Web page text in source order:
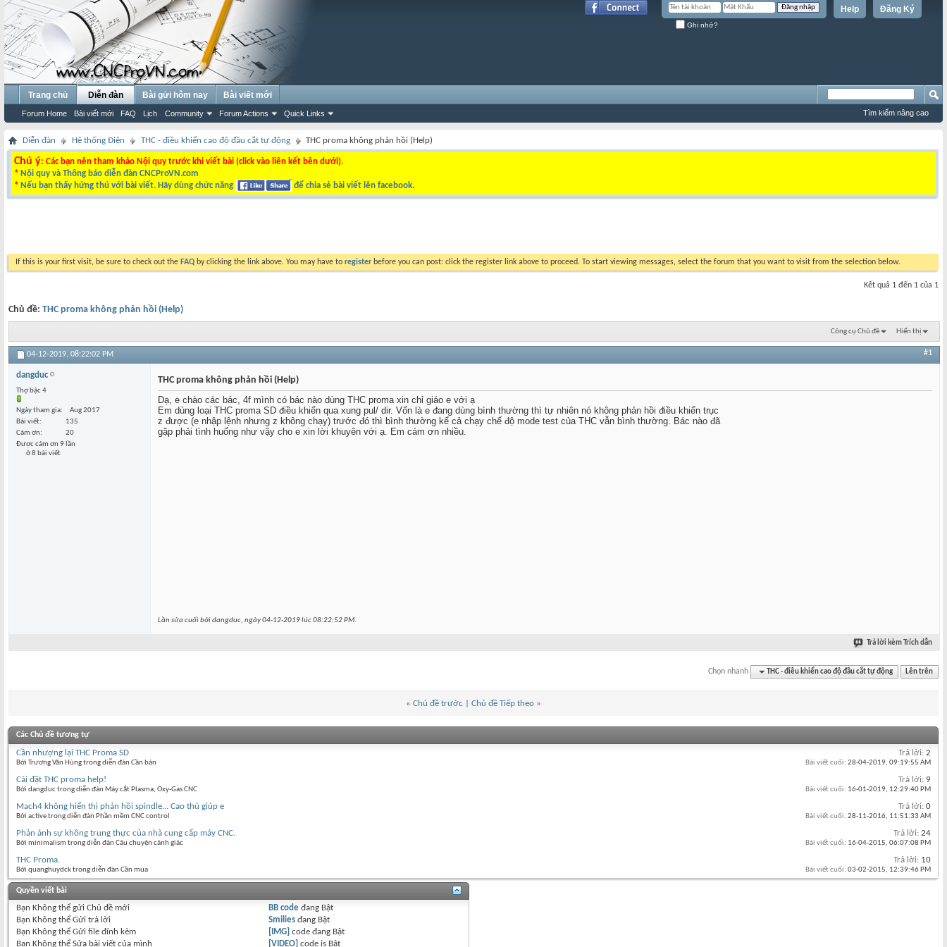
Đăng Ký
Help
Ghi nhớ?
Trang chủ Diễn đàn
Forum Home Bài viết mới FAQ Lịch Community Forum Actions Quick Links
Bài gửi hôm nay Bài viết mới
Tìm kiếm nâng cao
Diễn đàn Hệ thống Điện THC - điều khiển cao độ đầu cắt tự động THC proma không phản hồi (Help)
Chú ý: Các bạn nên tham khảo Nội quy trước khi viết bài (click vào liên kết bên dưới).
* Nội quy và Thông báo diễn đàn CNCProVN.com
* Nếu bạn thấy hứng thú với bài viết. Hãy dùng chức năng để chia sẻ bài viết lên facebook.
If this is your first visit, be sure to check out the FAQ by clicking the link above. You may have to register before you can post: click the register link above to proceed. To start viewing messages, select the forum that you want to visit from the selection below.
Kết quả 1 đến 1 của 1
Chủ đề: THC proma không phản hồi (Help)
Công cụ Chủ đề Hiển thị
04-12-2019, 08:22:02 PM #1
dangduc
Thợ bậc 4
Ngày tham gia
Aug 2017
Bài viết
135
Cám ơn
20
Được cám ơn 9 lần
ở 8 bài viết
THC proma không phản hồi (Help)
Dạ, e chào các bác, 4f mình có bác nào dùng THC proma xin chỉ giáo e với ạ
Em dùng loại THC proma SD điều khiển qua xung pul/ dir. Vốn là e đang dùng bình thường thì tự nhiên nó không phản hồi điều khiển trục
z được (e nhập lệnh nhưng z không chạy) trước đó thì bình thường kể cả chạy chế độ mode test của THC vẫn bình thường. Bác nào đã
gặp phải tình huống như vậy cho e xin lời khuyên với ạ. Em cám ơn nhiều.
Lần sửa cuối bởi dangduc, ngày 04-12-2019 lúc08:22:52 PM.
Trả lời kèm Trích dẫn
Chọn nhanh THC - điều khiển cao độ đầu cắt tự động Lên trên
« Chủ đề trước Chủ đề Tiếp theo »
Các Chủ đề tương tự
Cần nhượng lại THC Proma SD
Bởi Trương Văn Hùng trong diễn đàn Cần bán
Trả lời: 2
Bài viết cuối: 28-04-2019, 09:19:55 AM
Cài đặt THC proma help!
Bởi dangduc trong diễn đàn Máy cắt Plasma, Oxy-Gas CNC
Trả lời: 9
Bài viết cuối: 16-01-2019, 12:29:40 PM
Mach4 không hiển thị phản hồi spindle... Cao thủ giúp e
Bởi active trong diễn đàn Phần mềm CNC control
Trả lời: 0
Bài viết cuối: 28-11-2016, 11:51:33 AM
Phản ánh sự không trung thực của nhà cung cấp máy CNC.
Bởi minimalism trong diễn đàn Câu chuyện cảnh giác
Trả lời: 24
Bài viết cuối: 16-04-2015, 06:07:08 PM
THC Proma.
Bởi quanghuydck trong diễn đàn Cần mua
Trả lời: 10
Bài viết cuối: 03-02-2015, 12:39:46 PM
Quyền viết bài
Bạn Không thể gửi Chủ đề mới
Bạn Không thể Gửi trả lời
Bạn Không thể Gửi file đính kèm
Bạn Không thể Sửa bài viết của mình
BB codeđang Bật
Smiliesđang Bật
[IMG] code đang Bật
[VIDEO] code is Bật